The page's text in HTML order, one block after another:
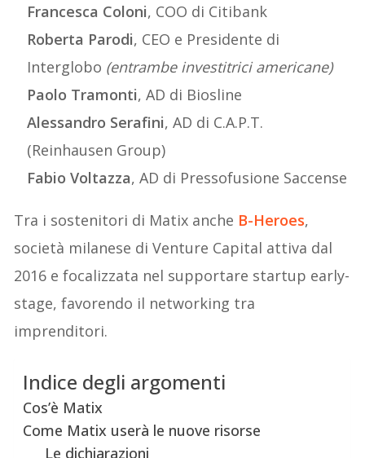
Francesca Coloni, COO di Citibank
Roberta Parodi, CEO e Presidente di
Interglobo (entrambe investitrici americane)
Paolo Tramonti, AD di Biosline
Alessandro Serafini, AD di C.A.P.T.
(Reinhausen Group)
Fabio Voltazza, AD di Pressofusione Saccense
Tra i sostenitori di Matix anche B-Heroes,
società milanese di Venture Capital attiva dal
2016 e focalizzata nel supportare startup early-
stage, favorendo il networking tra
imprenditori.
Indice degli argomenti
Cos’è Matix
Come Matix userà le nuove risorse
Le dichiarazioni